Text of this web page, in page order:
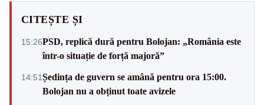
CITEȘTE ȘI
15:26PSD, replică dură pentru Bolojan: „România este
într-o situație de forță majoră”
14:51Ședința de guvern se amână pentru ora 15:00.
Bolojan nu a obținut toate avizele